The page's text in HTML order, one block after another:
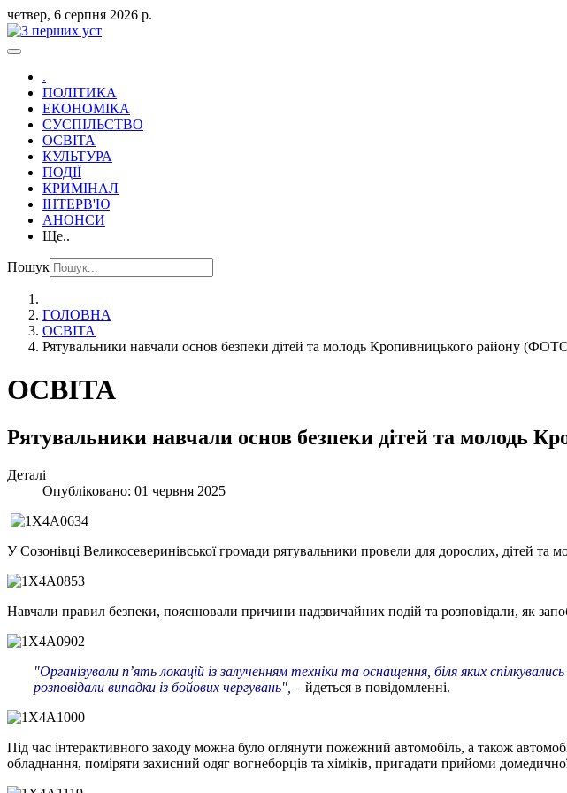
четвер, 6 серпня 2026 р.
.
ПОЛІТИКА
ЕКОНОМІКА
СУСПІЛЬСТВО
ОСВІТА
КУЛЬТУРА
ПОДІЇ
КРИМІНАЛ
ІНТЕРВ'Ю
АНОНСИ
Ще..
Пошук
ГОЛОВНА
ОСВІТА
Рятувальники навчали основ безпеки дітей та молодь Кропивницького району
ОСВІТА
Рятувальники навчали основ безпеки дітей та молодь
Деталі
Опубліковано: 01 червня 2025
У Созонівці Великосеверинівської громади рятувальники провели для дорослих, дітей та
Навчали правил безпеки, пояснювали причини надзвичайних подій та розповідали, як
"Організували п’ять локацій із залученням техніки та оснащення, біля яких
розповідали випадки із бойових чергувань", – йдеться в повідомленні.
Під час інтерактивного заходу можна було оглянути пожежний автомобіль, а також
обладнання, поміряти захисний одяг вогнеборців та хіміків, пригадати прийоми